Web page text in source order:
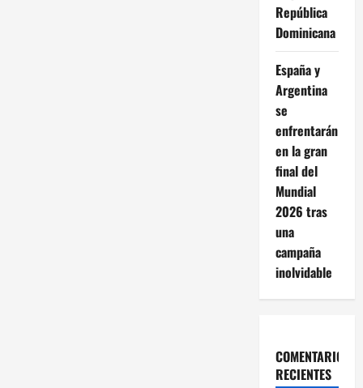
República
Dominicana
España y
Argentina
se
enfrentarán
en la gran
final del
Mundial
2026 tras
una
campaña
inolvidable
COMENTARIOS
RECIENTES